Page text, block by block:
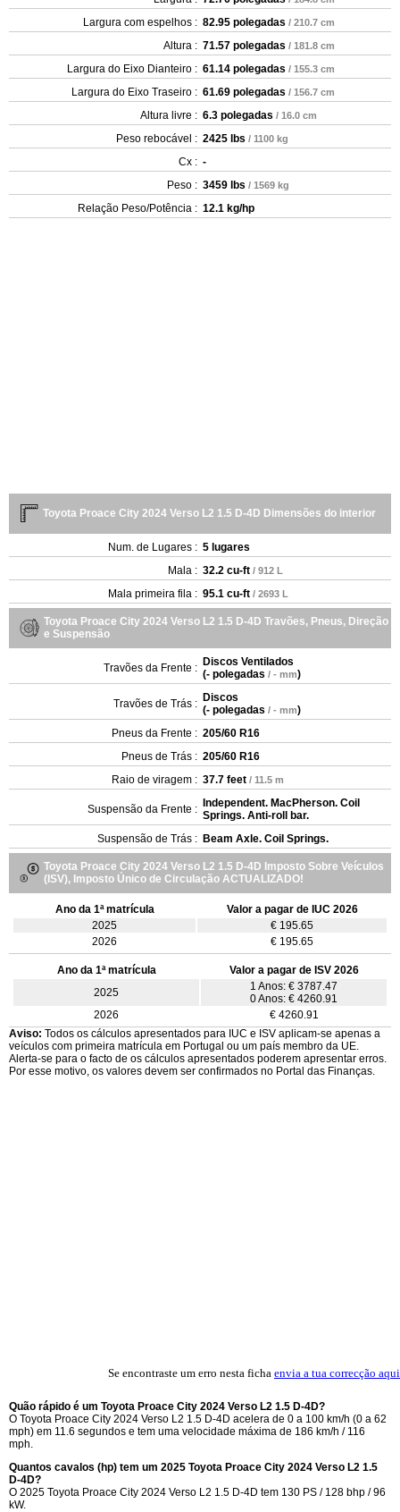
Largura com espelhos : 82.95 polegadas / 210.7 cm
Altura : 71.57 polegadas / 181.8 cm
Largura do Eixo Dianteiro : 61.14 polegadas / 155.3 cm
Largura do Eixo Traseiro : 61.69 polegadas / 156.7 cm
Altura livre : 6.3 polegadas / 16.0 cm
Peso rebocável : 2425 lbs / 1100 kg
Cx : -
Peso : 3459 lbs / 1569 kg
Relação Peso/Potência : 12.1 kg/hp
Toyota Proace City 2024 Verso L2 1.5 D-4D Dimensões do interior
Num. de Lugares : 5 lugares
Mala : 32.2 cu-ft / 912 L
Mala primeira fila : 95.1 cu-ft / 2693 L
Toyota Proace City 2024 Verso L2 1.5 D-4D Travões, Pneus, Direção
e Suspensão
Travões da Frente : Discos Ventilados
(- polegadas / - mm)
Travões de Trás : Discos
(- polegadas / - mm)
Pneus da Frente : 205/60 R16
Pneus de Trás : 205/60 R16
Raio de viragem : 37.7 feet / 11.5 m
Suspensão da Frente : Independent. MacPherson. Coil
Springs. Anti-roll bar.
Suspensão de Trás : Beam Axle. Coil Springs.
Toyota Proace City 2024 Verso L2 1.5 D-4D Imposto Sobre Veículos
(ISV), Imposto Único de Circulação ACTUALIZADO!
Ano da 1ª matrícula
Valor a pagar de IUC 2026
2025
€ 195.65
2026
€ 195.65
Ano da 1ª matrícula
Valor a pagar de ISV 2026
2025
1 Anos: € 3787.47
0 Anos: € 4260.91
2026
€ 4260.91
Aviso: Todos os cálculos apresentados para IUC e ISV aplicam-se apenas a
veículos com primeira matrícula em Portugal ou um país membro da UE.
Alerta-se para o facto de os cálculos apresentados poderem apresentar erros.
Por esse motivo, os valores devem ser confirmados no Portal das Finanças.
Se encontraste um erro nesta ficha envia a tua correcção aqui
Quão rápido é um Toyota Proace City 2024 Verso L2 1.5 D-4D?
O Toyota Proace City 2024 Verso L2 1.5 D-4D acelera de 0 a 100 km/h (0 a 62
mph) em 11.6 segundos e tem uma velocidade máxima de 186 km/h / 116
mph.
Quantos cavalos (hp) tem um 2025 Toyota Proace City 2024 Verso L2 1.5
D-4D?
O 2025 Toyota Proace City 2024 Verso L2 1.5 D-4D tem 130 PS / 128 bhp / 96
kW.